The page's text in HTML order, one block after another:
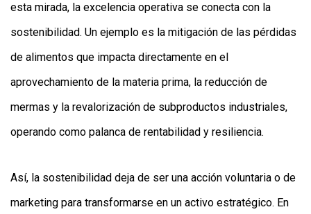
esta mirada, la excelencia operativa se conecta con la
sostenibilidad. Un ejemplo es la mitigación de las pérdidas
de alimentos que impacta directamente en el
aprovechamiento de la materia prima, la reducción de
mermas y la revalorización de subproductos industriales,
operando como palanca de rentabilidad y resiliencia.
Así, la sostenibilidad deja de ser una acción voluntaria o de
marketing para transformarse en un activo estratégico. En